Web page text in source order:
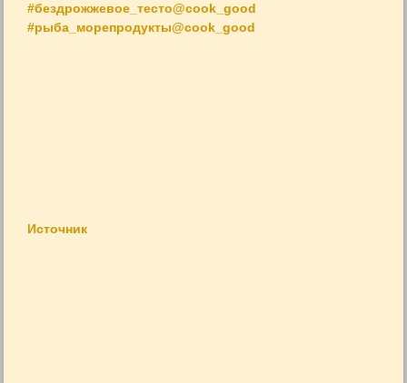
#бездрожжевое_тесто@cook_good
#рыба_морепродукты@cook_good
Источник